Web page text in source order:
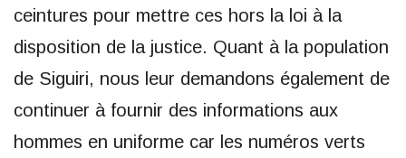
ceintures pour mettre ces hors la loi à la
disposition de la justice. Quant à la population
de Siguiri, nous leur demandons également de
continuer à fournir des informations aux
hommes en uniforme car les numéros verts